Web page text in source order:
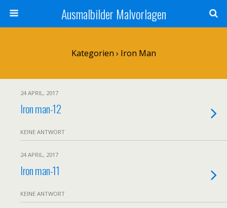
Ausmalbilder Malvorlagen
Kategorien › Iron Man
24 APRIL, 2017
Iron man-12
KEINE ANTWORT
24 APRIL, 2017
Iron man-11
KEINE ANTWORT